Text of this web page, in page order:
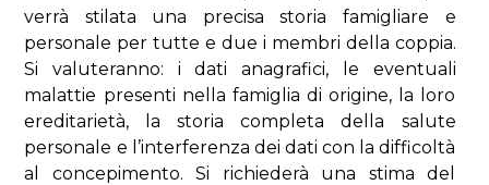
verrà stilata una precisa storia famigliare e
personale per tutte e due i membri della coppia.
Si valuteranno: i dati anagrafici, le eventuali
malattie presenti nella famiglia di origine, la loro
ereditarietà, la storia completa della salute
personale e l’interferenza dei dati con la difficoltà
al concepimento. Si richiederà una stima del